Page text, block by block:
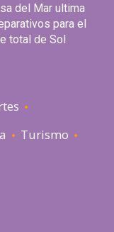
del Mar ultima
para el
total de Sol
Turismo